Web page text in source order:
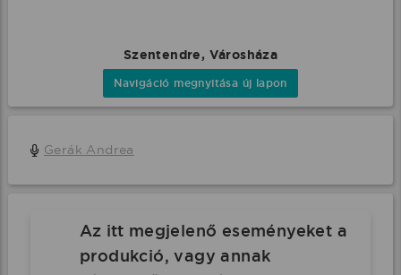
Szentendre, Városháza
Navigáció megnyitása új lapon
Gerák Andrea
Az itt megjelenő eseményeket a
produkció, vagy annak